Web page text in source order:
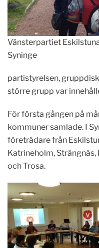
Vänsterpartiet
Syninge
partistyrelsen,
större grupp var
För första gången på
kommuner samlade. I
företrädare från
Katrineholm, Strängnäs,
och Trosa.